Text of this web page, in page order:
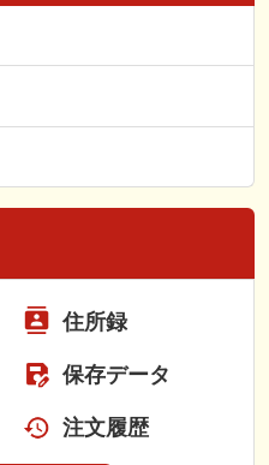
住所録
保存データ
注文履歴